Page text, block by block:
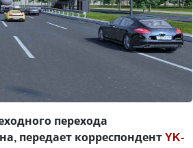
перехода
передает корреспондентYK-